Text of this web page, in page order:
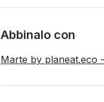
Abbinalo con
Marte by planeat.eco